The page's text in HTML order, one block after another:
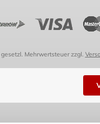
Mehrwertsteuer zzgl.